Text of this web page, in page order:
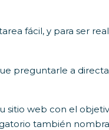
fácil, y para ser
preguntarle a
sitio web con el
también